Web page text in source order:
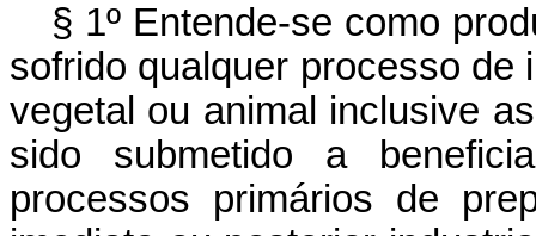
§ 1º Entende-se como
sofrido qualquer processo de
vegetal ou animal inclusive
sido submetido a
processos primários de